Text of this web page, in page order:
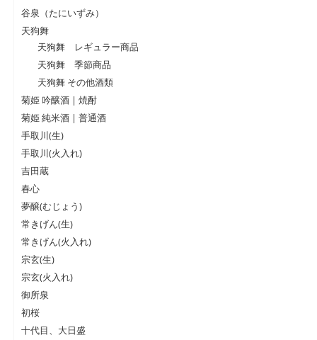
谷泉（たにいずみ）
天狗舞
天狗舞 レギュラー商品
天狗舞 季節商品
天狗舞 その他酒類
菊姫 吟醸酒 | 焼酎
菊姫 純米酒 | 普通酒
手取川(生)
手取川(火入れ)
吉田蔵
春心
夢醸(むじょう)
常きげん(生)
常きげん(火入れ)
宗玄(生)
宗玄(火入れ)
御所泉
初桜
十代目、大日盛